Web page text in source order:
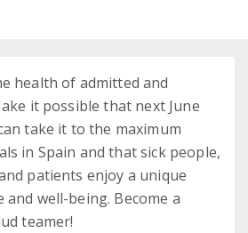
health of admitted and
it possible that next June
take it to the maximum
in Spain and that sick people,
patients enjoy a unique
well-being. Become a
teamer!